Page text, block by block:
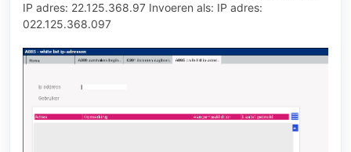
IP adres: 22.125.368.97 Invoeren als: IP adres:
022.125.368.097